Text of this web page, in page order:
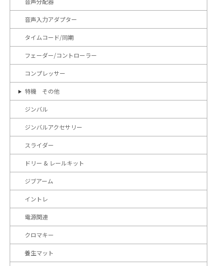
音声入力アダプター
タイムコード/同期
フェーダー/コントローラー
コンプレッサー
特機 その他
ジンバル
ジンバルアクセサリー
スライダー
ドリー & レールキット
ジブアーム
イントレ
電源関連
クロマキー
養生マット